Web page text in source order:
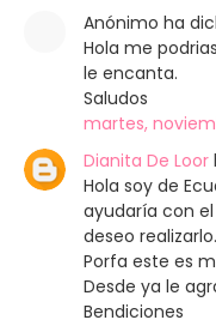
Anónimo ha
Hola me
le encanta.
Saludos
martes,
Dianita De Loor
Hola soy de
ayudaría con
deseo realizarlo.
Porfa este es
Desde ya le
Bendiciones